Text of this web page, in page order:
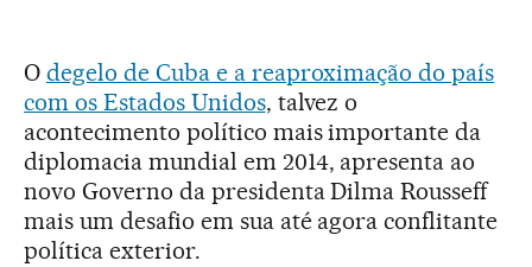
O degelo de Cuba e a reaproximação do país
com os Estados Unidos, talvez o
acontecimento político mais importante da
diplomacia mundial em 2014, apresenta ao
novo Governo da presidenta Dilma Rousseff
mais um desafio em sua até agora conflitante
política exterior.